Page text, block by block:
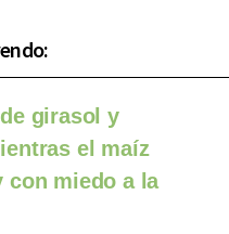
girasol y
el maíz
con miedo a la